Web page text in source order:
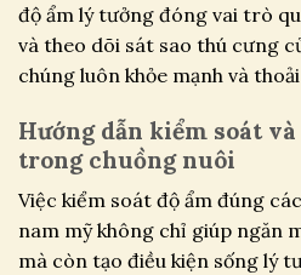
độ ẩm lý tưởng đóng vai trò
và theo dõi sát sao thú cưng
chúng luôn khỏe mạnh và
Hướng dẫn kiểm soát
trong chuồng nuôi
Việc kiểm soát độ ẩm đúng
nam mỹ không chỉ giúp ngăn
mà còn tạo điều kiện sống lý